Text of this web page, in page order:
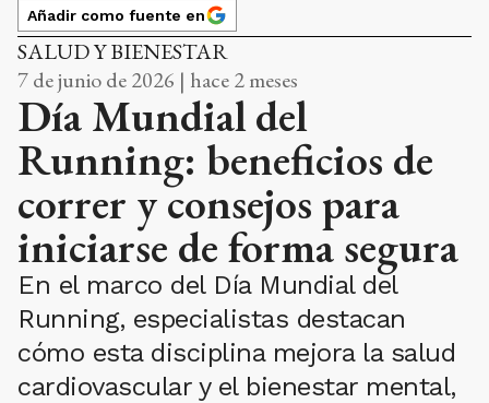
Añadir como fuente en
SALUD Y BIENESTAR
7 de junio de 2026 | hace 2 meses
Día Mundial del
Running: beneficios de
correr y consejos para
iniciarse de forma segura
En el marco del Día Mundial del
Running, especialistas destacan
cómo esta disciplina mejora la salud
cardiovascular y el bienestar mental,